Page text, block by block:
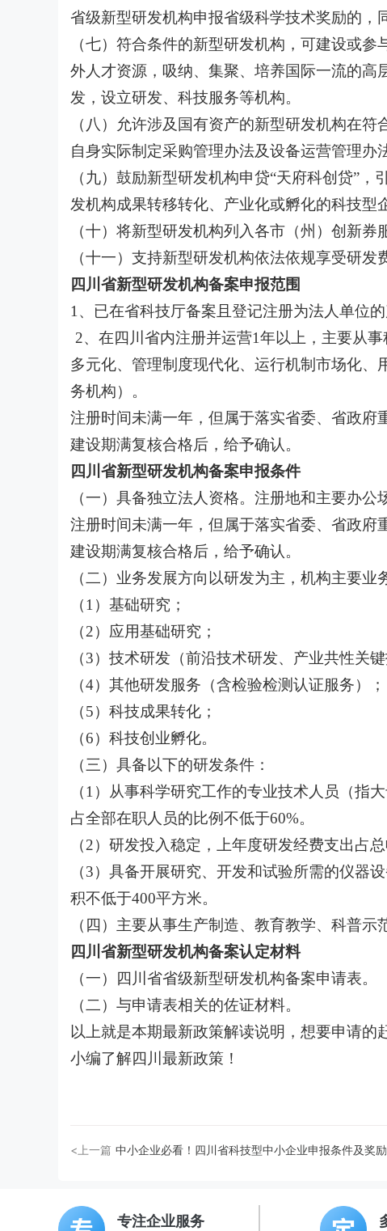
省级新型研发机构申报省级科学技术奖励的，
（七）符合条件的新型研发机构，可建设或
外人才资源，吸纳、集聚、培养国际一流的
发，设立研发、科技服务等机构。
（八）允许涉及国有资产的新型研发机构在
自身实际制定采购管理办法及设备运营管理办
（九）鼓励新型研发机构申贷“天府科创贷”
发机构成果转移转化、产业化或孵化的科技型
（十）将新型研发机构列入各市（州）创新
（十一）支持新型研发机构依法依规享受研
四川省新型研发机构备案申报范围
1、已在省科技厅备案且登记注册为法人单位的
2、在四川省内注册并运营1年以上，主要从
多元化、管理制度现代化、运行机制市场化
务机构）。
注册时间未满一年，但属于落实省委、省政
建设期满复核合格后，给予确认。
四川省新型研发机构备案申报条件
（一）具备独立法人资格。注册地和主要办公
注册时间未满一年，但属于落实省委、省政
建设期满复核合格后，给予确认。
（二）业务发展方向以研发为主，机构主要业
（1）基础研究；
（2）应用基础研究；
（3）技术研发（前沿技术研发、产业共性关
（4）其他研发服务（含检验检测认证服务）；
（5）科技成果转化；
（6）科技创业孵化。
（三）具备以下的研发条件：
（1）从事科学研究工作的专业技术人员（指
占全部在职人员的比例不低于60%。
（2）研发投入稳定，上年度研发经费支出占
（3）具备开展研究、开发和试验所需的仪器
积不低于400平方米。
（四）主要从事生产制造、教育教学、科普
四川省新型研发机构备案认定材料
（一）四川省省级新型研发机构备案申请表。
（二）与申请表相关的佐证材料。
以上就是本期最新政策解读说明，想要申请
小编了解四川最新政策！
<上一篇 中小企业必看！四川省科技型中小企业申报条件及奖
专注企业服务